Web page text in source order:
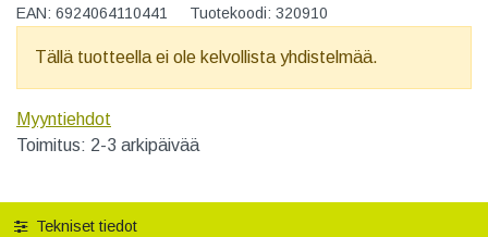
EAN: 6924064110441 Tuotekoodi: 320910
Tällä tuotteella ei ole kelvollista yhdistelmää.
Myyntiehdot
Toimitus: 2-3 arkipäivää
Tekniset tiedot